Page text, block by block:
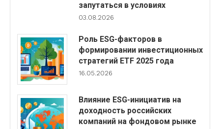
запутаться в условиях
03.08.2026
Роль ESG-факторов в
формировании инвестиционных
стратегий ETF 2025 года
16.05.2026
Влияние ESG-инициатив на
доходность российских
компаний на фондовом рынке